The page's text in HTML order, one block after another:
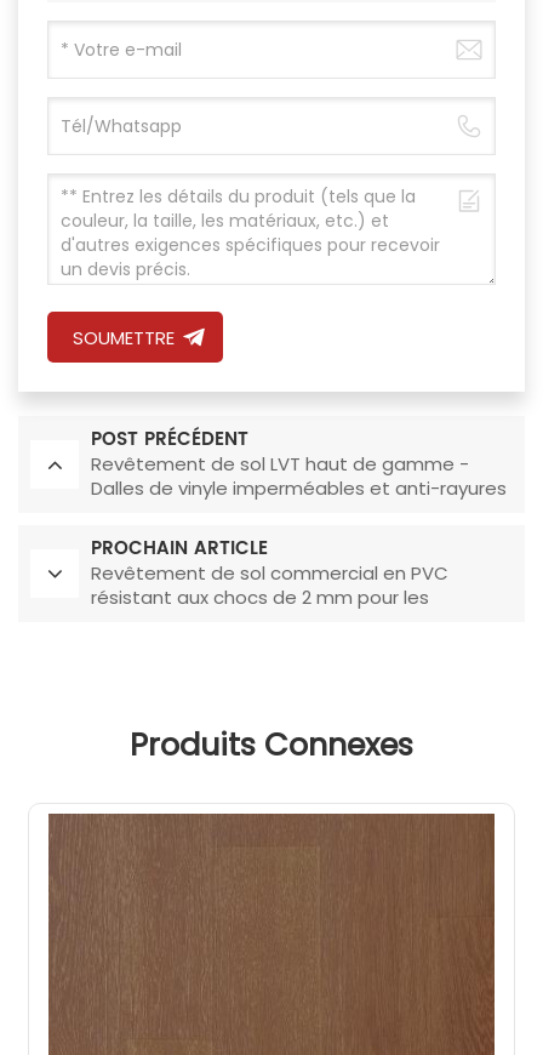
SOUMETTRE
POST PRÉCÉDENT
Revêtement de sol LVT haut de gamme -
Dalles de vinyle imperméables et anti-rayures
PROCHAIN ARTICLE
Revêtement de sol commercial en PVC
résistant aux chocs de 2 mm pour les
Produits Connexes